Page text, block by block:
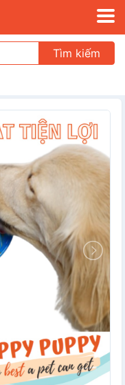
Tìm kiếm